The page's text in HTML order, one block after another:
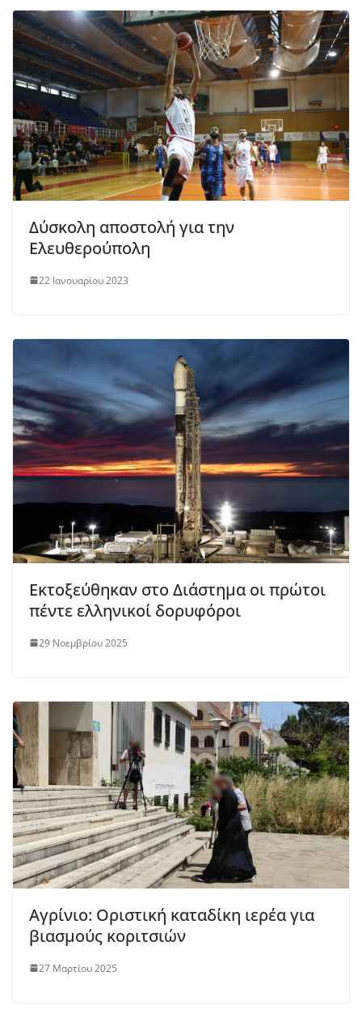
Δύσκολη αποστολή για την
Ελευθερούπολη
22 Ιανουαρίου 2023
Εκτοξεύθηκαν στο Διάστημα οι πρώτοι
πέντε ελληνικοί δορυφόροι
29 Νοεμβρίου 2025
Αγρίνιο: Οριστική καταδίκη ιερέα για
βιασμούς κοριτσιών
27 Μαρτίου 2025